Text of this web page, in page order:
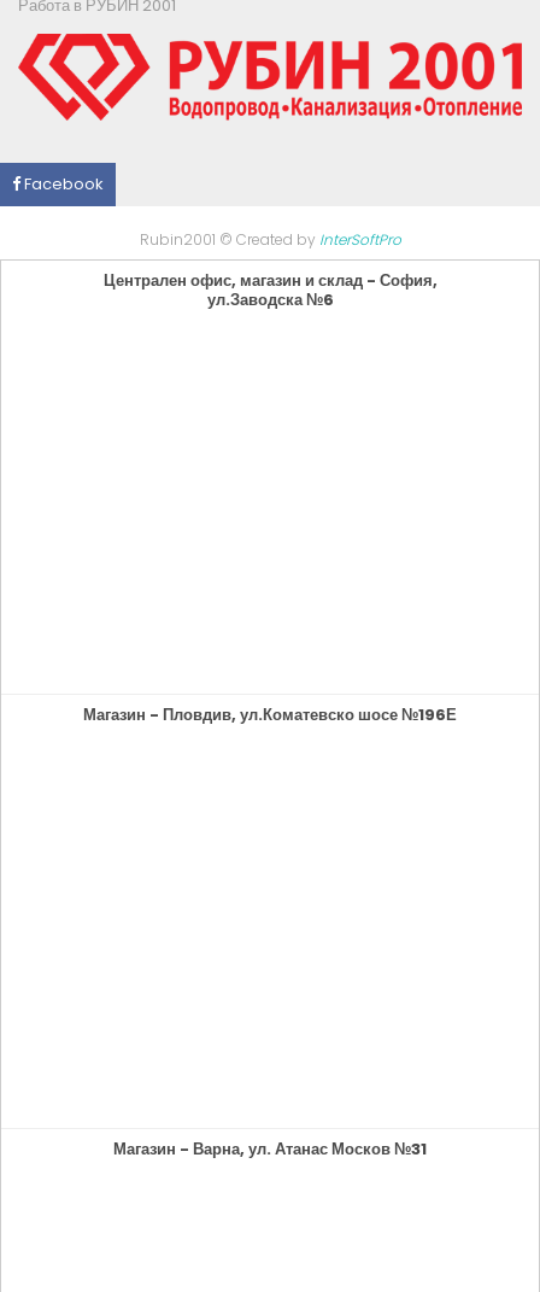
Работа в РУБИН 2001
Facebook
Rubin2001 © Created by InterSoftPro
Централен офис, магазин и склад - София,
ул.Заводска №6
Магазин - Пловдив, ул.Коматевско шосе №196Е
Магазин - Варна, ул. Атанас Москов №31